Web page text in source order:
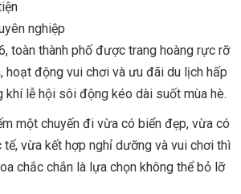
nghiệp
toàn thành phố được trang hoàng rực rỡ
hoạt động vui chơi và ưu đãi du lịch hấp
khí lễ hội sôi động kéo dài suốt mùa hè.
một chuyến đi vừa có biển đẹp, vừa có
vừa kết hợp nghỉ dưỡng và vui chơi thì
chắc chắn là lựa chọn không thể bỏ lỡ